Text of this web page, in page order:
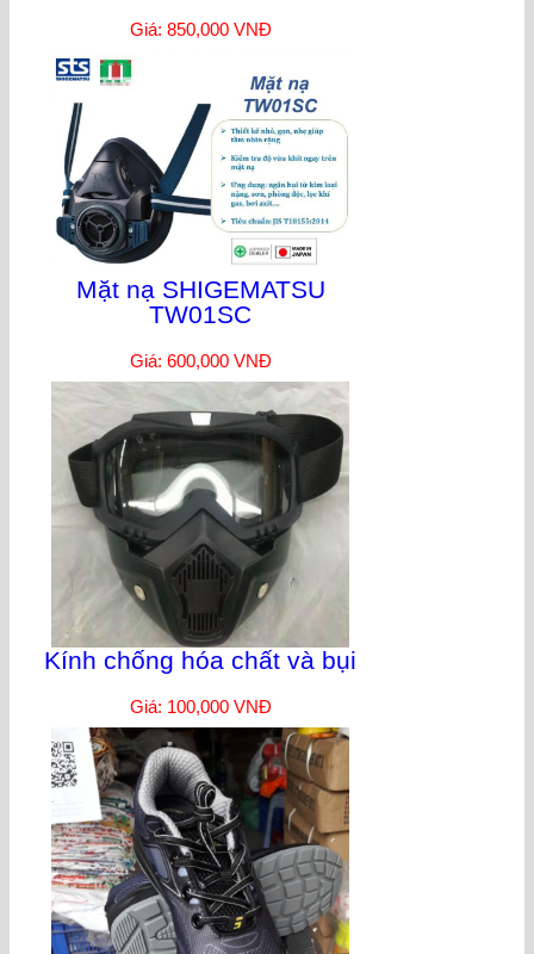
Giá: 850,000 VNĐ
Mặt nạ SHIGEMATSU
TW01SC
Giá: 600,000 VNĐ
Kính chống hóa chất và bụi
Giá: 100,000 VNĐ